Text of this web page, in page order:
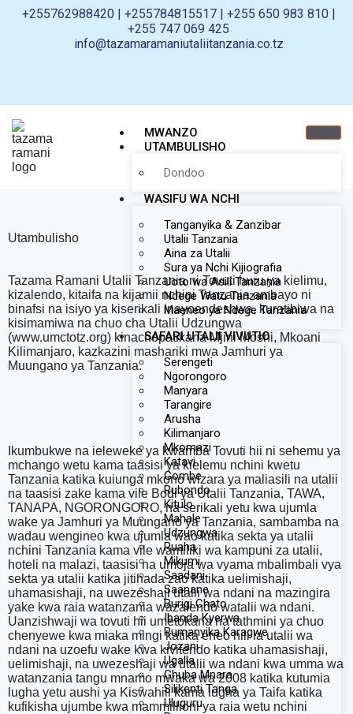
+255762988420 | +255784815517 | +255 650 983 810 |
+255 747 069 425
info@tazamaramaniutaliitanzania.co.tz
MWANZO
UTAMBULISHO
Dondoo
WASIFU WA NCHI
Tanganyika & Zanzibar
Utalii Tanzania
Aina za Utalii
Sura ya Nchi Kijiografia
Uoto wa Asili Tanzania
Ndege Watu Tanzania
Maeneo ya Ndege Tanzania
SAFARI UTALII VIVUTIO
Serengeti
Ngorongoro
Manyara
Tarangire
Arusha
Kilimanjaro
Mkomazi
Katavi
Gombe
Rubondo
Kitulo
Mahale
Udzungwa
Ruaha
Mikumi
Saadani
Saanane
Burigi Chato
Ibanda Kyerwa
Rumanyika Karagwe
Jozani
Ugalla
Ghuba Mnara
Silikenti Tanga
Uluguru
Utambulisho
Tazama Ramani Utalii Tanzania ni Tovuti huru ya kielimu,
kizalendo, kitaifa na kijamii nchini Tanzania ambayo ni
binafsi na isiyo ya kiserikali inayoendeshwa, kuratibiwa na
kisimamiwa na chuo cha Utalii Udzungwa
(www.umctotz.org) kinachopatikana Mjini Moshi, Mkoani
Kilimanjaro, kazkazini mashariki mwa Jamhuri ya
Muungano ya Tanzania.
Ikumbukwe na ieleweke ya kwamba Tovuti hii ni sehemu ya
mchango wetu kama taasisi ya kielemu nchini kwetu
Tanzania katika kuiunga mkono wizara ya maliasili na utalii
na taasisi zake kama vile Bodi ya Utalii Tanzania, TAWA,
TANAPA, NGORONGORO, na serikali yetu kwa ujumla
wake ya Jamhuri ya Muungano ya Tanzania, sambamba na
wadau wengineo kwa ujumla wao katika sekta ya utalii
nchini Tanzania kama vile wamiliki wa kampuni za utalii,
hoteli na malazi, taasisi na umoja wa vyama mbalimbali vya
sekta ya utalii katika jitihada zao katika uelimishaji,
uhamasishaji, na uwezeshaji utalii wa ndani na mazingira
yake kwa raia watanzania wazalendo watalii wa ndani.
Uanzishwaji wa tovuti hii umetokana na tathmini ya chuo
chenyewe kwa miaka mingi katika eneo hili la utalii wa
ndani na uzoefu wake kwa kivitendo katika uhamasishaji,
uelimishaji, na uwezeshaji wa utalii wa ndani kwa umma wa
watanzania tangu mnamo mwaka wa 2008 katika kutumia
lugha yetu aushi ya Kiswahili kama lugha ya Taifa katika
kufikisha ujumbe kwa mammillioni ya raia wetu nchini